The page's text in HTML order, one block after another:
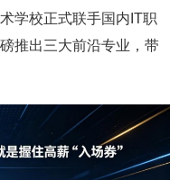
学校正式联手国内IT职
推出三大前沿专业，带